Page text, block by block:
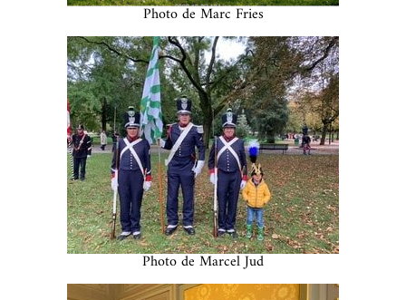
Photo de Marc Fries
Photo de Marcel Jud